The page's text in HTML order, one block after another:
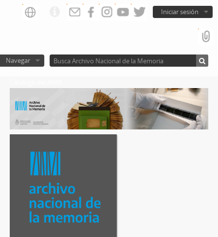
Iniciar sesión
Navegar